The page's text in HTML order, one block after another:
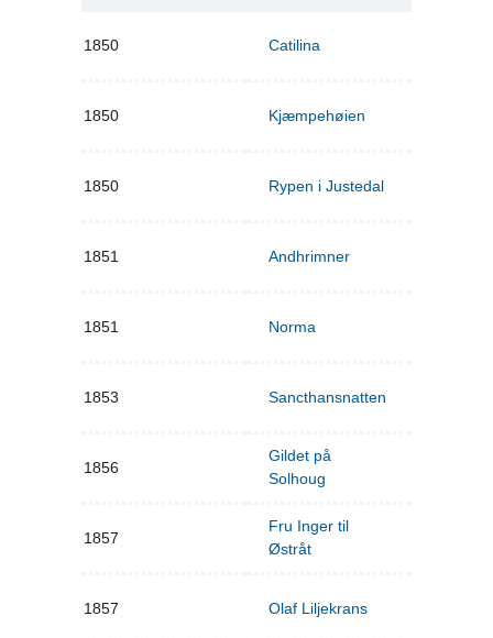
1850 Catilina
1850 Kjæmpehøien
1850 Rypen i Justedal
1851 Andhrimner
1851 Norma
1853 Sancthansnatten
1856
Gildet på
Solhoug
1857
Fru Inger til
Østråt
1857 Olaf Liljekrans